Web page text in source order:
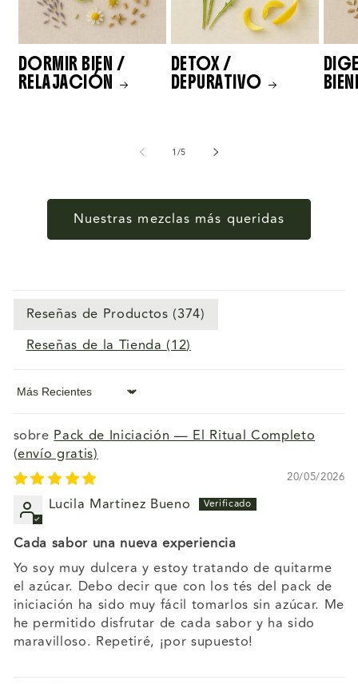
DORMIR BIEN /
RELAJACIÓN
DETOX /
DEPURATIVO
1/de
5
Nuestras mezclas más queridas
Reseñas de Productos (374)
Reseñas de la Tienda (12)
Sort by
Pack de Iniciación — El Ritual Completo
(envío gratis)
20/05/2026
Lucila Martinez Bueno
Cada sabor una nueva experiencia
Yo soy muy dulcera y estoy tratando de quitarme
el azúcar. Debo decir que con los tés del pack de
iniciación ha sido muy fácil tomarlos sin azúcar. Me
he permitido disfrutar de cada sabor y ha sido
maravilloso. Repetiré, ¡por supuesto!